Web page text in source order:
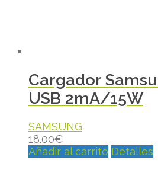
Cargador
USB 2mA/15W
SAMSUNG
18.00€
Añadir al carrito Detalles